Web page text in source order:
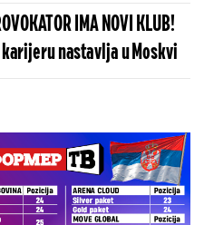
IMA NOVI KLUB!
nastavlja u Moskvi